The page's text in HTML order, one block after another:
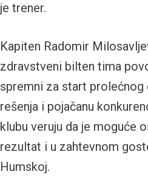
je trener.
Kapiten Radomir
zdravstveni bilten tima
spremni za start prolećnog
rešenja i pojačanu
klubu veruju da je moguće
rezultat i u zahtevnom
Humskoj.